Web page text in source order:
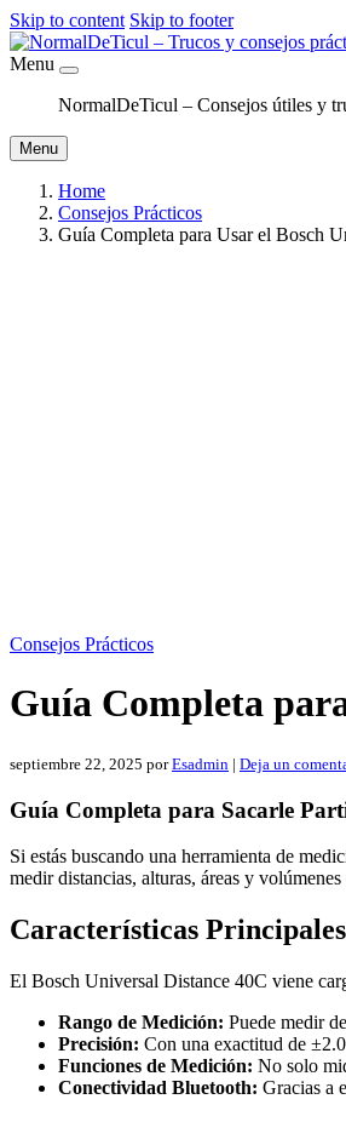
Skip to content Skip to footer
Menu
NormalDeTicul – Consejos útiles y
Menu
Home
Consejos Prácticos
Guía Completa para Usar el Bosch
Consejos Prácticos
Guía Completa
septiembre 22, 2025 porEsadmin | Deja un
Guía Completa para Sacarle
Si estás buscando una herramienta de
medir distancias, alturas, áreas y
Características Principales
El Bosch Universal Distance 40C viene
Rango de Medición: Puede medir
Precisión: Con una exactitud de
Funciones de Medición: No solo
Conectividad Bluetooth: Gracias a